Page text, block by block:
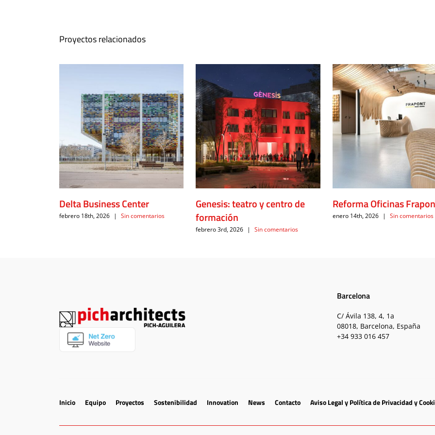
Proyectos relacionados
Delta Business Center
febrero 18th, 2026 | Sin comentarios
Genesis: teatro y centro de
formación
febrero 3rd, 2026 | Sin comentarios
Reforma Oficinas
enero 14th, 2026 | Sin comentarios
Barcelona
C/ Ávila 138, 4, 1a
08018, Barcelona, España
+34 933 016 457
Inicio Equipo Proyectos Sostenibilidad Innovation News Contacto Aviso Legal y Política de Privacidad y